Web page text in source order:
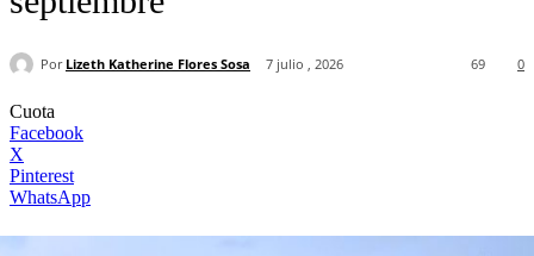
Por Lizeth Katherine Flores Sosa 7 julio , 2026 0
69
Cuota
Facebook
X
Pinterest
WhatsApp